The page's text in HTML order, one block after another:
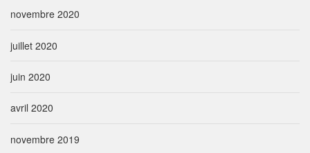
novembre 2020
juillet 2020
juin 2020
avril 2020
novembre 2019